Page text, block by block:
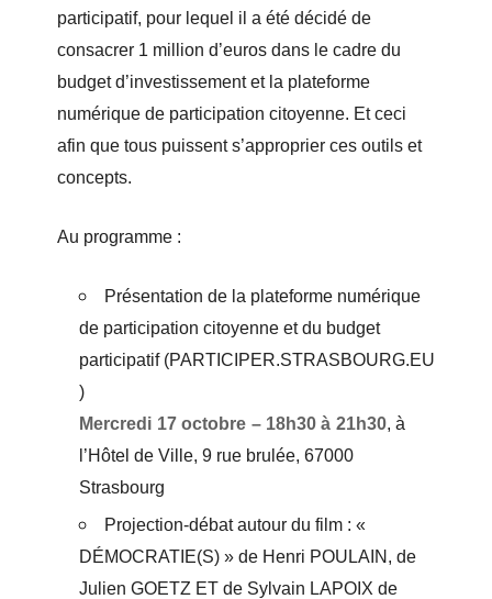
participatif, pour lequel il a été décidé de
consacrer 1 million d’euros dans le cadre du
budget d’investissement et la plateforme
numérique de participation citoyenne. Et ceci
afin que tous puissent s’approprier ces outils et
concepts.
Au programme :
Présentation de la plateforme numérique
de participation citoyenne et du budget
participatif(PARTICIPER.STRASBOURG.EU
)
Mercredi 17 octobre – 18h30 à 21h30, à
l’Hôtel de Ville, 9 rue brulée, 67000
Strasbourg
Projection-débat autour du film : «
DÉMOCRATIE(S) » de Henri POULAIN, de
Julien GOETZ ET de Sylvain LAPOIX de